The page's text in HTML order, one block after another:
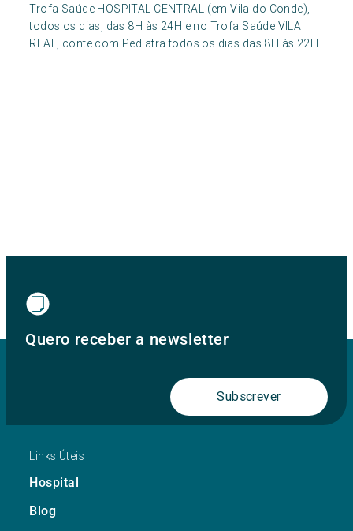
Trofa Saúde HOSPITAL CENTRAL (em Vila do Conde),
todos os dias, das 8H às 24H e no Trofa Saúde VILA
REAL, conte com Pediatra todos os dias das 8H às 22H.
Quero receber a newsletter
Subscrever
Links Úteis
Hospital
Blog